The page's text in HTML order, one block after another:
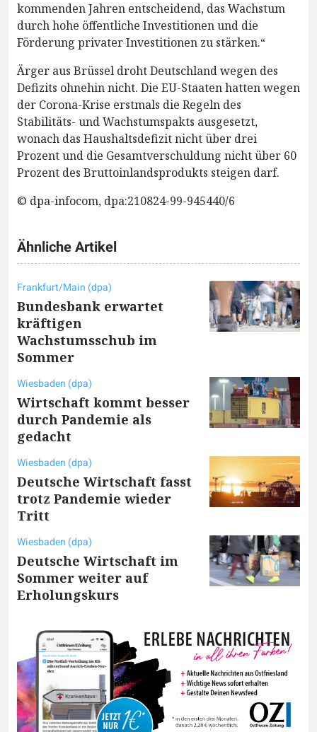
kommenden Jahren entscheidend, das Wachstum
durch hohe öffentliche Investitionen und die
Förderung privater Investitionen zu stärken.“
Ärger aus Brüssel droht Deutschland wegen des
Defizits ohnehin nicht. Die EU-Staaten hatten wegen
der Corona-Krise erstmals die Regeln des
Stabilitäts- und Wachstumspakts ausgesetzt,
wonach das Haushaltsdefizit nicht über drei
Prozent und die Gesamtverschuldung nicht über 60
Prozent des Bruttoinlandsprodukts steigen darf.
© dpa-infocom, dpa:210824-99-945440/6
Ähnliche Artikel
Frankfurt/Main (dpa)
Bundesbank erwartet
kräftigen
Wachstumsschub im
Sommer
Wiesbaden (dpa)
Wirtschaft kommt besser
durch Pandemie als
gedacht
Wiesbaden (dpa)
Deutsche Wirtschaft fasst
trotz Pandemie wieder
Tritt
Wiesbaden (dpa)
Deutsche Wirtschaft im
Sommer weiter auf
Erholungskurs